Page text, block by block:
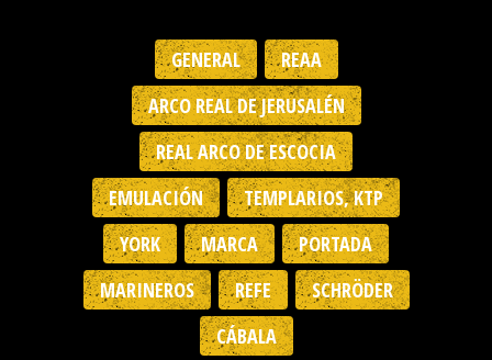
GENERAL
REAA
ARCO REAL DE JERUSALÉN
REAL ARCO DE ESCOCIA
EMULACIÓN
TEMPLARIOS, KTP
YORK
MARCA
PORTADA
MARINEROS
REFE
SCHRÖDER
CÁBALA